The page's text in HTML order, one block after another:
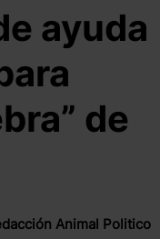
ayuda
de
Animal Politico